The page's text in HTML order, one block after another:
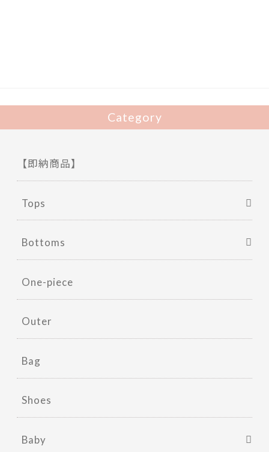
Category
【即納商品】
Tops
Bottoms
One-piece
Outer
Bag
Shoes
Baby